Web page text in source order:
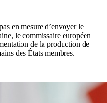
en mesure d’envoyer le
le commissaire européen
de la production de
des États membres.